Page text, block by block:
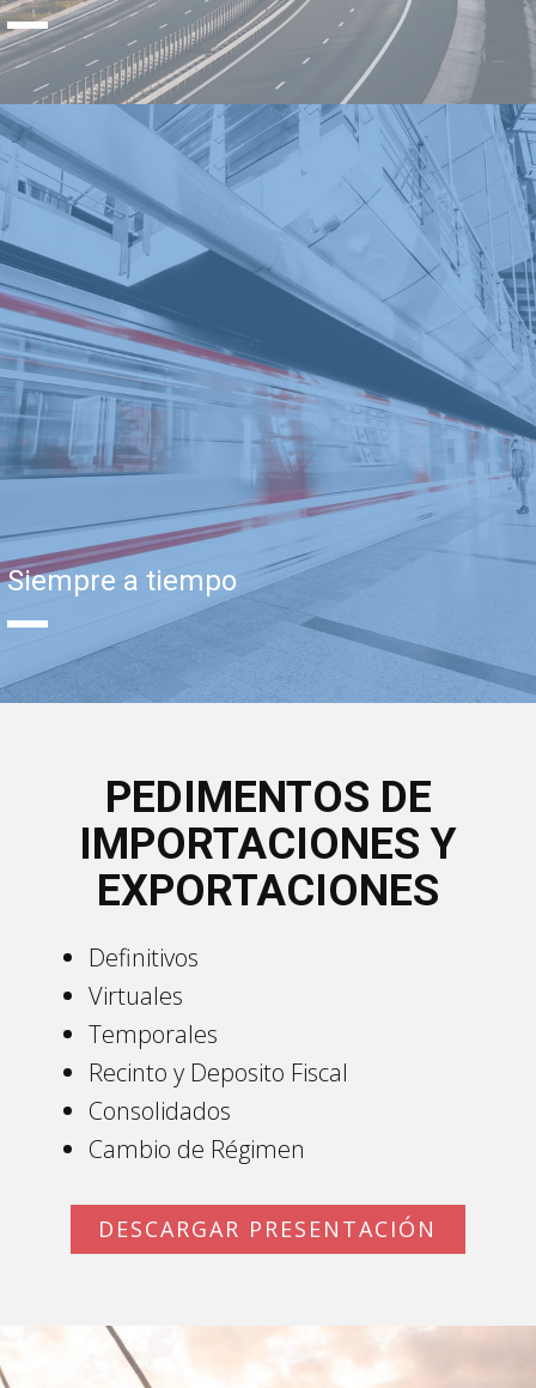
Siempre a tiempo
PEDIMENTOS DE
IMPORTACIONES Y
EXPORTACIONES
Definitivos
Virtuales
Temporales
Recinto y Deposito Fiscal
Consolidados
Cambio de Régimen
DESCARGAR PRESENTACIÓN